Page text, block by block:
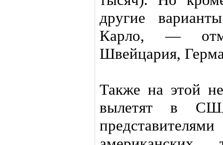
другие
Карло, —
Швейцария,
Также на этой
вылетят в